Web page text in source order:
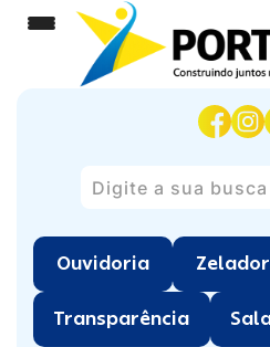
Ouvidoria
Transparência